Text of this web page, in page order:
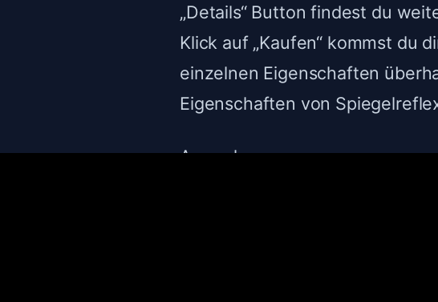
„Details“ Button findest du
Klick auf „Kaufen“ kommst du
einzelnen Eigenschaften
Eigenschaften von
Anmerkungen: